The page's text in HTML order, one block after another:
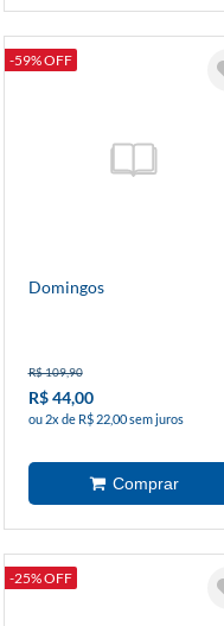
-59% OFF
Domingos
R$ 109,90
R$ 44,00
ou 2x de R$ 22,00 sem juros
-25% OFF